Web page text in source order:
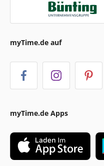
myTime.de auf
myTime.de Apps